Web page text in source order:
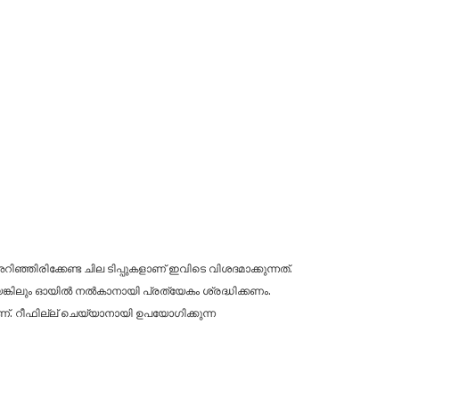
ചില ടിപ്പുകളാണ് ഇവിടെ വിശദമാക്കുന്നത്.
ഓയിൽ നൽകാനായി പ്രത്യേകം ശ്രദ്ധിക്കണം.
റീഫില്ല് ചെയ്യാനായി ഉപയോഗിക്കുന്ന